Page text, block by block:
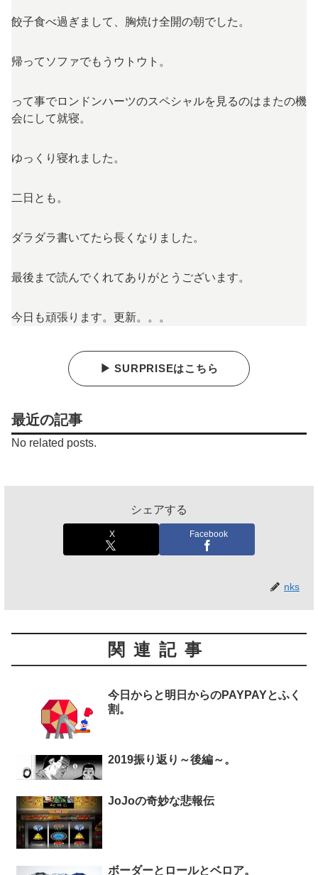
餃子食べ過ぎまして、胸焼け全開の朝でした。
帰ってソファでもうウトウト。
って事でロンドンハーツのスペシャルを見るのはまたの機
会にして就寝。
ゆっくり寝れました。
二日とも。
ダラダラ書いてたら長くなりました。
最後まで読んでくれてありがとうございます。
今日も頑張ります。更新。。。
▶ SURPRISEはこちら
最近の記事
No related posts.
シェアする
X Facebook
nks
関連記事
今日からと明日からのPAYPAYとふく
割。
2019振り返り～後編～。
JoJoの奇妙な悲報伝
ボーダーとロールとベロア。